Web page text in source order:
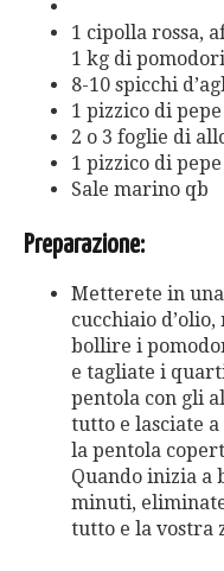
1 cipolla rossa,
1 kg di
8-10 spicchi
1 pizzico di
2 o 3 foglie di
1 pizzico di
Sale marino qb
Preparazione:
Metterete in
cucchiaio
bollire i
e tagliate i
pentola con gli
tutto e lasciate
la pentola
Quando inizia a
minuti,
tutto e la vostra